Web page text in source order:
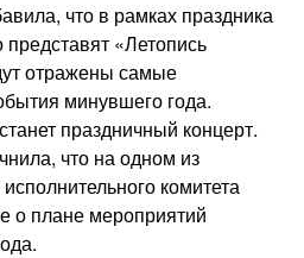
что в рамках праздника
«Летопись
отражены самые
минувшего года.
праздничный концерт.
что на одном из
комитета
о плане мероприятий